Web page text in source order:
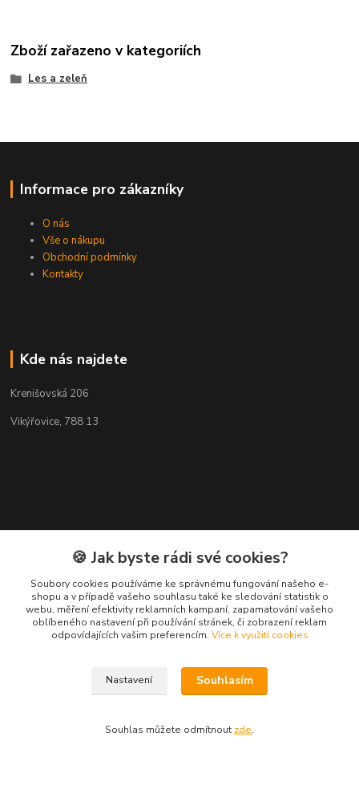
Zboží zařazeno v kategoriích
Les a zeleň
Informace pro zákazníky
O nás
Vše o nákupu
Obchodní podmínky
Kontakty
Kde nás najdete
Krenišovská 206
Vikýřovice, 788 13
Kontakty
jurus@videoprodukce.cz
🍪 Jak byste rádi své cookies?
Soubory cookies používáme ke správnému fungování našeho e-
shopu a v případě vašeho souhlasu také ke sledování statistik o
webu, měření efektivity reklamních kampaní, zapamatování vašeho
oblíbeného nastavení při používání stránek, či zobrazení reklam
odpovídajících vašim preferencím. Více k využití cookies
Nastavení Souhlasím
Souhlas můžete odmítnout zde.